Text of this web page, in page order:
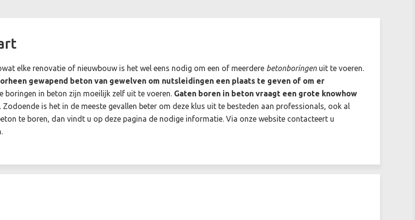
elke renovatie of nieuwbouw is het wel eens nodig om een of meerdere betonboringen uit te voeren.
gewapend beton van gewelven om nutsleidingen een plaats te geven of om er
boringen in beton zijn moeilijk zelf uit te voeren. Gaten boren in beton vraagt een grote knowhow
. Zodoende is het in de meeste gevallen beter om deze klus uit te besteden aan professionals, ook al
te boren, dan vindt u op deze pagina de nodige informatie. Via onze website contacteert u